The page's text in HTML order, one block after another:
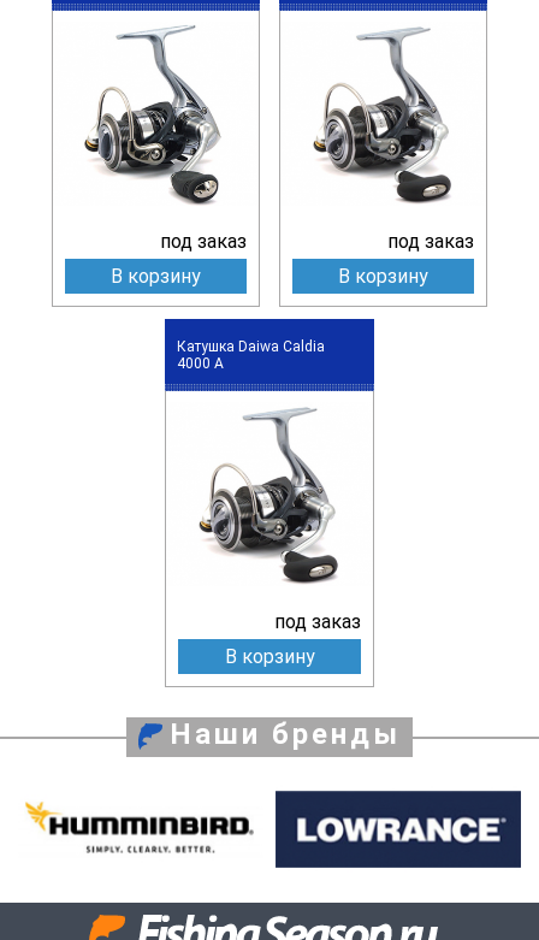
под заказ
В корзину
под заказ
В корзину
Катушка Daiwa Caldia
4000 A
под заказ
В корзину
Наши бренды